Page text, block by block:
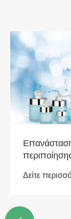
εξομολόγηση
έτοιμοι να
στο
περισσότερα >>